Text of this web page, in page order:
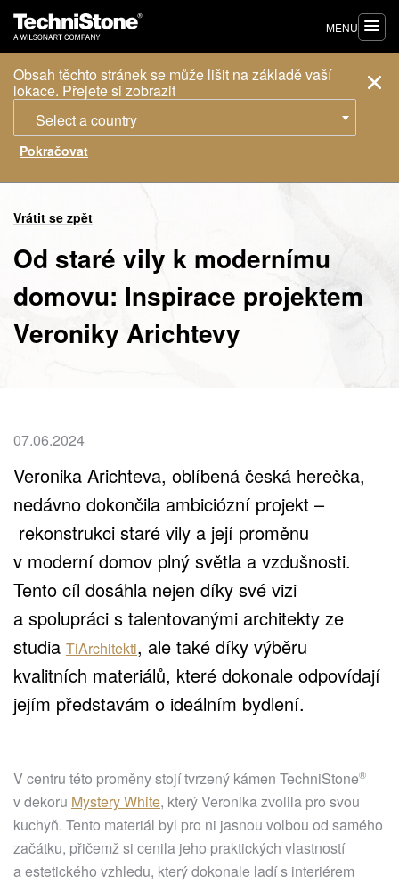
Obsah těchto stránek se může lišit na základě vaší
lokace. Přejete si zobrazit
Select a country
MENU
Vrátit se zpět
Od staré vily k modernímu
domovu: Inspirace projektem
Veroniky Arichtevy
07.06.2024
Veronika Arichteva, oblíbená česká herečka,
nedávno dokončila ambiciózní projekt –
rekonstrukci staré vily a její proměnu
v moderní domov plný světla a vzdušnosti.
Tento cíl dosáhla nejen díky své vizi
a spolupráci s talentovanými architekty ze
studia TiArchitekti, ale také díky výběru
kvalitních materiálů, které dokonale odpovídají
jejím představám o ideálním bydlení.
V centru této proměny stojí tvrzený kámen TechniStone®
v dekoru Mystery White, který Veronika zvolila pro svou
kuchyň. Tento materiál byl pro ni jasnou volbou od samého
začátku, přičemž si cenila jeho praktických vlastností
a estetického vzhledu, který dokonale ladí s interiérem